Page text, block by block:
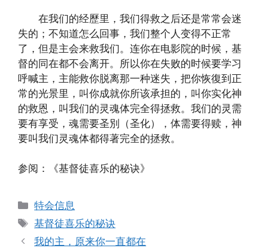
在我们的经歷里，我们得救之后还是常常会迷
失的；不知道怎么回事，我们整个人变得不正常
了，但是主会来救我们。连你在电影院的时候，基
督的同在都不会离开。所以你在失败的时候要学习
呼喊主，主能救你脱离那一种迷失，把你恢復到正
常的光景里，叫你成就你所该承担的，叫你实化神
的救恩，叫我们的灵魂体完全得拯救。我们的灵需
要有享受，魂需要圣別（圣化），体需要得赎，神
要叫我们灵魂体都得著完全的拯救。
参阅：《基督徒喜乐的秘诀》
Categories
特会信息
Tags
基督徒喜乐的秘诀
我的主，原来你一直都在